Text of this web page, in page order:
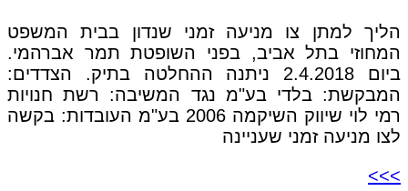
הליך למתן צו מניעה זמני שנדון בבית המשפט
המחוזי בתל אביב, בפני השופטת תמר אברהמי.
ביום 2.4.2018 ניתנה ההחלטה בתיק. הצדדים:
המבקשת: בלדי בע"מ נגד המשיבה: רשת חנויות
רמי לוי שיווק השיקמה 2006 בע"מ העובדות: בקשה
לצו מניעה זמני שעניינה
>>>